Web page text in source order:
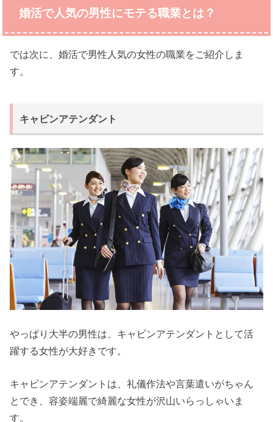
婚活で人気の男性にモテる職業とは？
では次に、婚活で男性人気の女性の職業をご紹介しま
す。
キャビンアテンダント
やっぱり大半の男性は、キャビンアテンダントとして活
躍する女性が大好きです。
キャビンアテンダントは、礼儀作法や言葉遣いがちゃん
とでき、容姿端麗で綺麗な女性が沢山いらっしゃいま
す。